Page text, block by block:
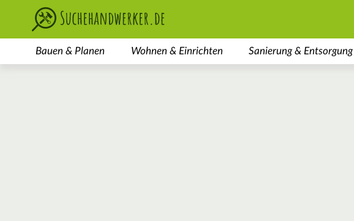
Bauen & Planen Wohnen & Einrichten Sanierung & Entsorgung